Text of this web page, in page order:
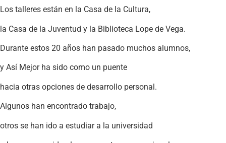
Los talleres están en la Casa de la Cultura,
la Casa de la Juventud y la Biblioteca Lope de Vega.
Durante estos 20 años han pasado muchos alumnos,
y Así Mejor ha sido como un puente
hacia otras opciones de desarrollo personal.
Algunos han encontrado trabajo,
otros se han ido a estudiar a la universidad